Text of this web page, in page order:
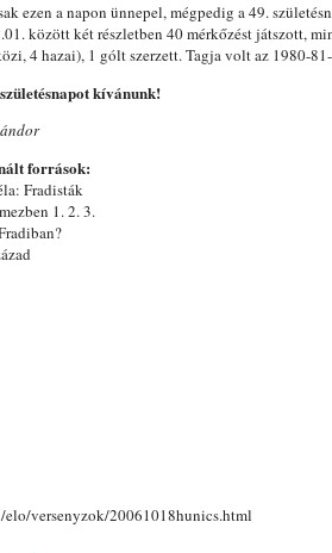
ezen a napon ünnepel, mégpedig a 49.
között két részletben 40 mérkőzést játszott,
4 hazai), 1 gólt szerzett. Tagja volt az 1980-
kívánunk!
források:
Fradisták
1. 2. 3.
versenyzok/20061018hunics.html